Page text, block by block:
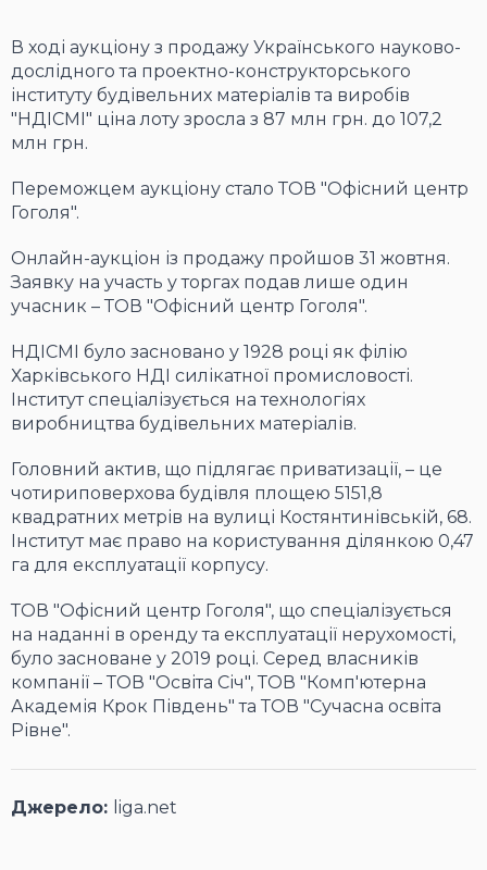
В ході аукціону з продажу Українського науково-
дослідного та проектно-конструкторського
інституту будівельних матеріалів та виробів
"НДІСМІ" ціна лоту зросла з 87 млн грн. до 107,2
млн грн.
Переможцем аукціону стало ТОВ "Офісний центр
Гоголя".
Онлайн-аукціон із продажу пройшов 31 жовтня.
Заявку на участь у торгах подав лише один
учасник – ТОВ "Офісний центр Гоголя".
НДІСМІ було засновано у 1928 році як філію
Харківського НДІ силікатної промисловості.
Інститут спеціалізується на технологіях
виробництва будівельних матеріалів.
Головний актив, що підлягає приватизації, – це
чотириповерхова будівля площею 5151,8
квадратних метрів на вулиці Костянтинівській, 68.
Інститут має право на користування ділянкою 0,47
га для експлуатації корпусу.
ТОВ "Офісний центр Гоголя", що спеціалізується
на наданні в оренду та експлуатації нерухомості,
було засноване у 2019 році. Серед власників
компанії – ТОВ "Освіта Січ", ТОВ "Комп'ютерна
Академія Крок Південь" та ТОВ "Сучасна освіта
Рівне".
Джерело: liga.net